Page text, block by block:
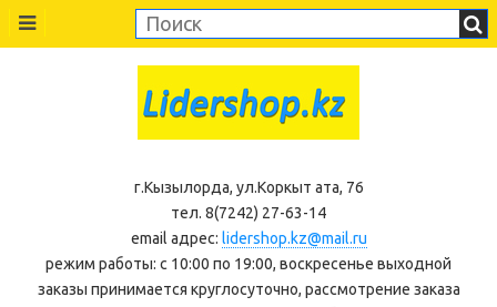
г.Кызылорда, ул.Коркыт ата, 76
тел. 8(7242) 27-63-14
email адрес: lidershop.kz@mail.ru
режим работы: с 10:00 по 19:00, воскресенье выходной
заказы принимается круглосуточно, рассмотрение заказа